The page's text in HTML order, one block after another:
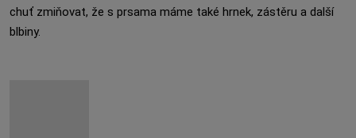
chuť zmiňovat, že s prsama máme také hrnek, zástěru a další
blbiny.